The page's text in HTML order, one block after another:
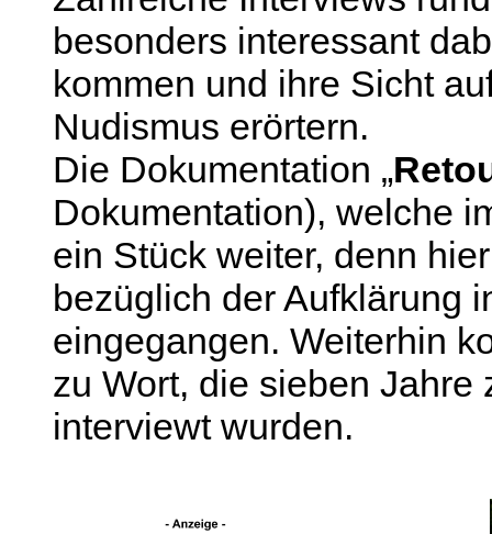
besonders interessant
kommen und ihre Sicht
Nudismus erörtern.
Die Dokumentation „
Dokumentation), welche
ein Stück weiter, denn
bezüglich der Aufklärung
eingegangen. Weiterhin
zu Wort, die sieben Jahre
interviewt wurden.